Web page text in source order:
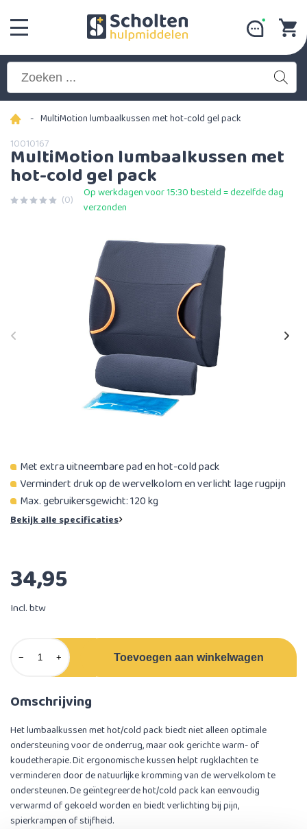
- MultiMotion lumbaalkussen met hot-cold gel pack
10010167
MultiMotion lumbaalkussen met
hot-cold gel pack
(0)
Op werkdagen voor 15:30 besteld = dezelfde dag
verzonden
Met extra uitneembare pad en hot-cold pack
Vermindert druk op de wervelkolom en verlicht lage rugpijn
Max. gebruikersgewicht: 120 kg
Bekijk alle specificaties
34,95
Incl. btw
− + Toevoegen aan winkelwagen
Omschrijving
Het lumbaalkussen met hot/cold pack biedt niet alleen optimale
ondersteuning voor de onderrug, maar ook gerichte warm- of
koudetherapie. Dit ergonomische kussen helpt rugklachten te
verminderen door de natuurlijke kromming van de wervelkolom te
ondersteunen. De geïntegreerde hot/cold pack kan eenvoudig
verwarmd of gekoeld worden en biedt verlichting bij pijn,
spierkrampen of stijfheid.